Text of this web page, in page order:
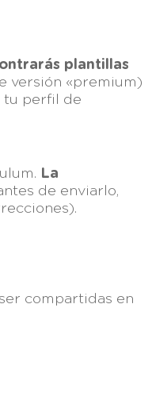
plantillas
versión «premium)
tu perfil de
La
de enviarlo,
compartidas en